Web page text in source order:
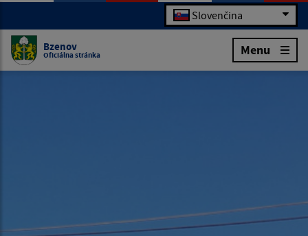
Slovenčina
Bzenov
Oficiálna stránka Menu